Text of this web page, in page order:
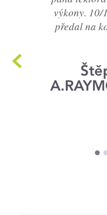
výkony. 10/
předal na